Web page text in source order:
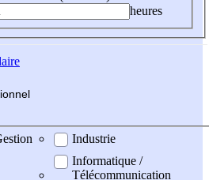
heures
Industrie
Informatique /
Télécommunication